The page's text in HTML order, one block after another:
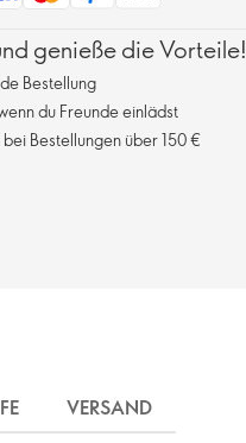
genieße die Vorteile!
Bestellung
du Freunde einlädst
Bestellungen über 150 €
VERSAND